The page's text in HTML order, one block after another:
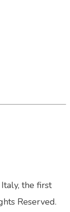
the first
Reserved.